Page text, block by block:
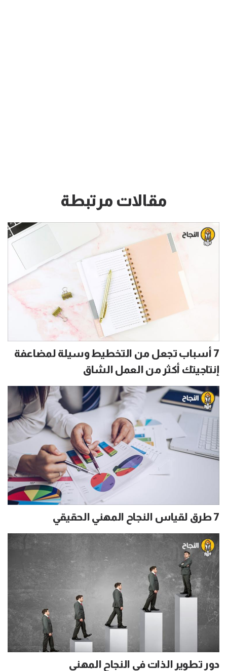
مقالات مرتبطة
7 أسباب تجعل من التخطيط وسيلة لمضاعفة
إنتاجيتك أكثر من العمل الشاق
7 طرق لقياس النجاح المهني الحقيقي
دور تطوير الذات في النجاح المهني